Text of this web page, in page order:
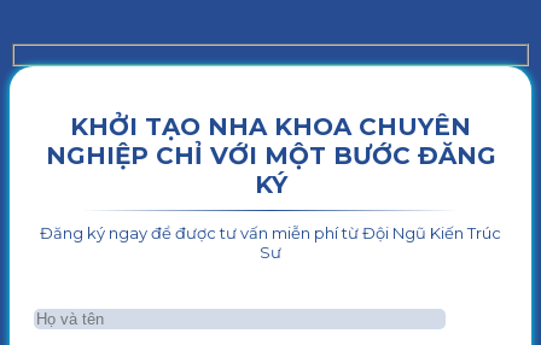
KHỞI TẠO NHA KHOA CHUYÊN
NGHIỆP CHỈ VỚI MỘT BƯỚC ĐĂNG
KÝ
Đăng ký ngay để được tư vấn miễn phí từ Đội Ngũ Kiến Trúc
Sư